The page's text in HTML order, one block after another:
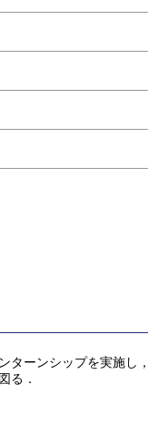
ターンシップを実施
る．